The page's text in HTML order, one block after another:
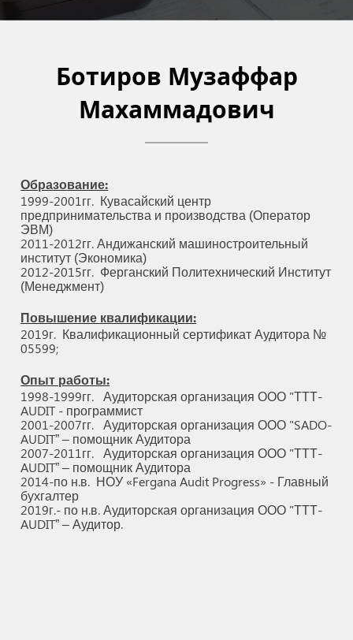
Ботиров Музаффар
Махаммадович
Образование:
1999-2001гг. Кувасайский центр
предпринимательства и производства (Оператор
ЭВМ)
2011-2012гг. Андижанский машиностроительный
институт (Экономика)
2012-2015гг. Ферганский Политехнический Институт
(Менеджмент)
Повышение квалификации:
2019г. Квалификационный сертификат Аудитора №
05599;
Опыт работы:
1998-1999гг. Аудиторская организация ООО "ТТТ-
AUDIT - программист
2001-2007гг. Аудиторская организация ООО "SADO-
AUDIT” – помощник Аудитора
2007-2011гг. Аудиторская организация ООО "ТТТ-
AUDIT” – помощник Аудитора
2014-по н.в. НОУ «Fergana Audit Progress» - Главный
бухгалтер
2019г.- по н.в. Аудиторская организация ООО "ТТТ-
AUDIT” – Аудитор.